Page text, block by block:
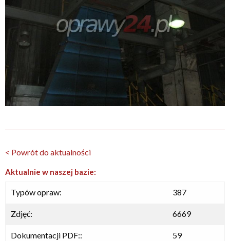
< Powrót do aktualności
Aktualnie w naszej bazie:
Typów opraw: 387
Zdjęć: 6669
Dokumentacji PDF:: 59